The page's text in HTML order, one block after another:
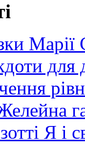
для
Я і